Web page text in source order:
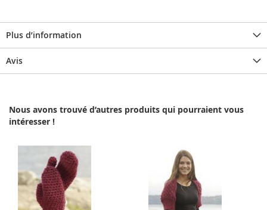
Plus d’information
Avis
Nous avons trouvé d’autres produits qui pourraient vous
intéresser !